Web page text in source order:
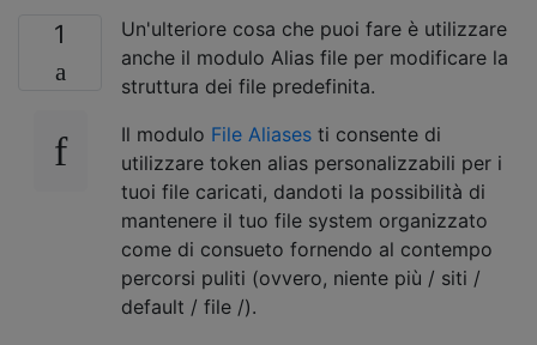
1
Un'ulteriore cosa che puoi fare è utilizzare
anche il modulo Alias ​​file per modificare la
struttura dei file predefinita.
Il modulo File Aliases ti consente di
utilizzare token alias personalizzabili per i
tuoi file caricati, dandoti la possibilità di
mantenere il tuo file system organizzato
come di consueto fornendo al contempo
percorsi puliti (ovvero, niente più / siti /
default / file /).